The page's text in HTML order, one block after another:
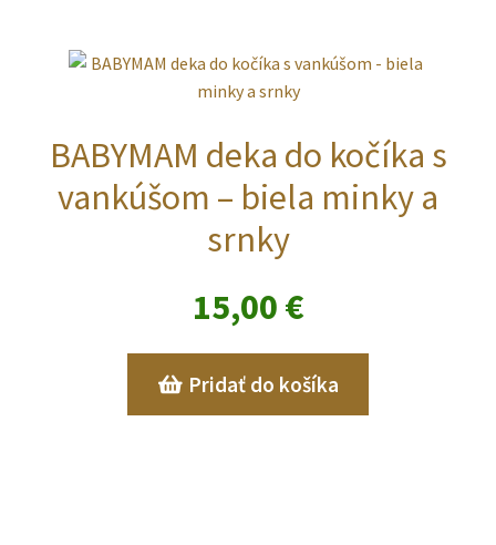
BABYMAM deka do kočíka s
vankúšom – biela minky a
srnky
15,00 €
Pridať do košíka